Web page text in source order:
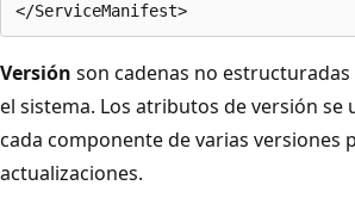
Versión son cadenas no
el sistema. Los atributos de versión se
cada componente de varias versiones
actualizaciones.